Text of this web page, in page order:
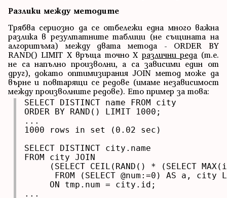
Разлики между методите
Трябва сериозно да се отбележи една много важна
разлика в резултатните таблици (не същината на
алгоритъма) между двата метода - ORDER BY
RAND() LIMIT X връща точно X различни реда (т.е.
не са напълно произволни, а са зависими един от
друг), докато оптимизирания JOIN метод може да
върне и повтарящи се редове (имаме независимост
между произволните редове). Ето пример за това:
SELECT DISTINCT name FROM city
ORDER BY RAND() LIMIT 1000;
...
1000 rows in set (0.02 sec)
SELECT DISTINCT city.name
FROM city JOIN
(SELECT CEIL(RAND() * (SELECT
FROM (SELECT @num:=0) AS a, city
     ON tmp.num = city.id;
...